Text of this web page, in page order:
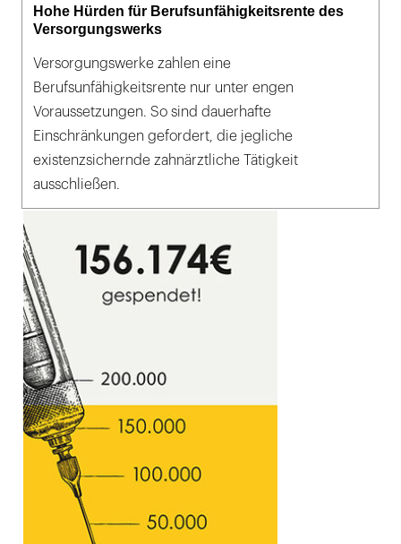
Hohe Hürden für Berufsunfähigkeitsrente des
Versorgungswerks
Versorgungswerke zahlen eine
Berufsunfähigkeitsrente nur unter engen
Voraussetzungen. So sind dauerhafte
Einschränkungen gefordert, die jegliche
existenzsichernde zahnärztliche Tätigkeit
ausschließen.